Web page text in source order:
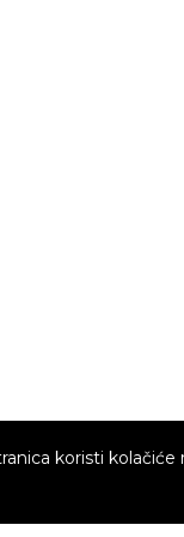
koristi